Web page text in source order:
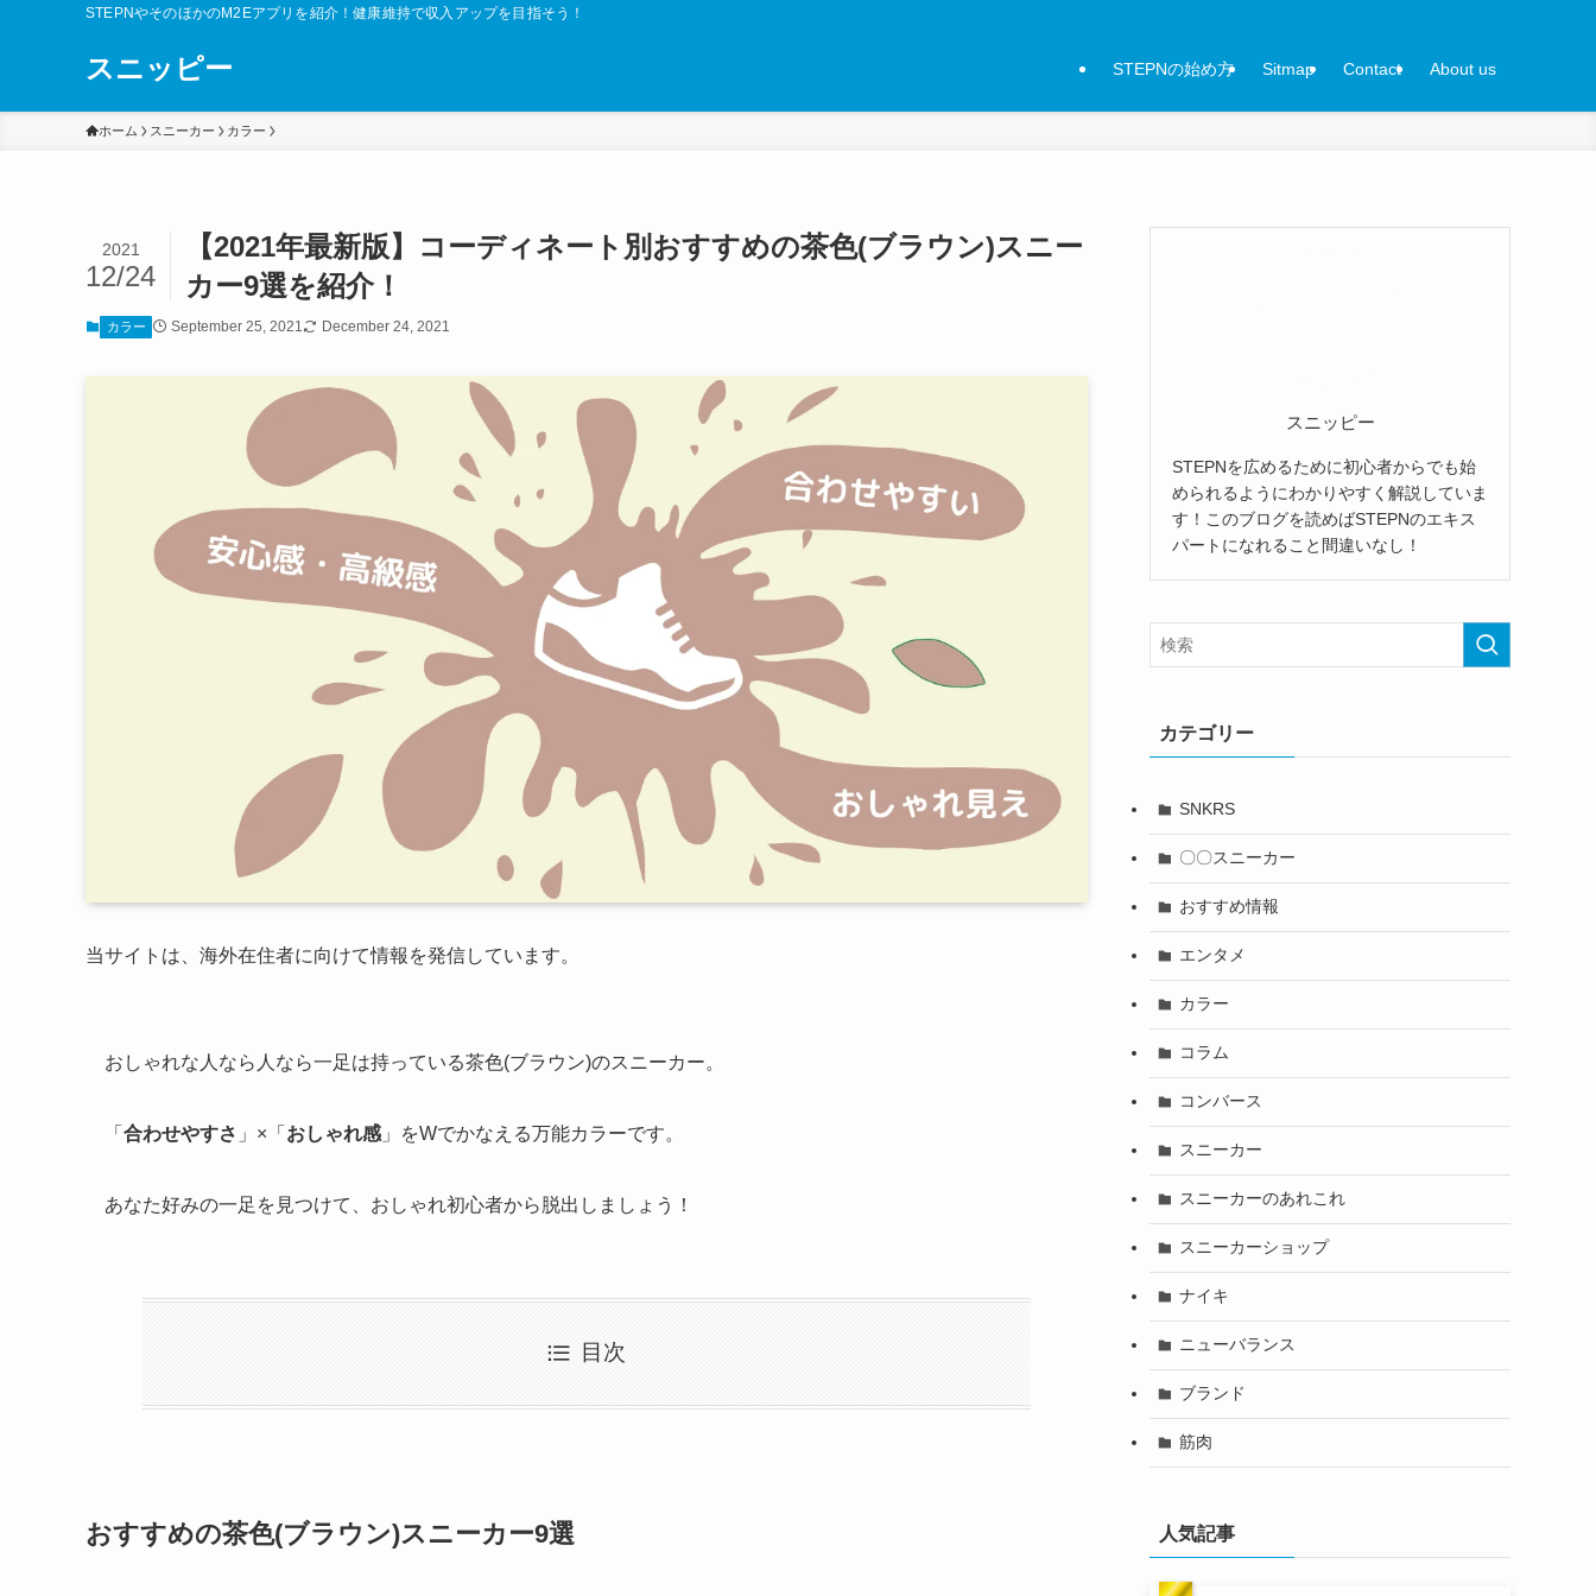
STEPNやそのほかのM2Eアプリを紹介！健康維持で収入アップを目指そう！
スニッピー STEPNの始め方 Sitmap Contact About us
ホーム スニーカー カラー
【2021年最新版】コーディネート別おすすめの茶色(ブラウン)スニー
カー9選を紹介！
2021
12/24
カラー September 25, 2021 December 24, 2021
当サイトは、海外在住者に向けて情報を発信しています。
おしゃれな人なら人なら一足は持っている茶色(ブラウン)のスニーカー。
「 合わせやすさ 」×「 おしゃれ感 」をWでかなえる万能カラーです。
あなた好みの一足を見つけて、おしゃれ初心者から脱出しましょう！
目次
おすすめの茶色(ブラウン)スニーカー9選
スニッピー
STEPNを広めるために初心者からでも始
められるようにわかりやすく解説していま
す！このブログを読めばSTEPNのエキス
パートになれること間違いなし！
カテゴリー
SNKRS
〇〇スニーカー
おすすめ情報
エンタメ
カラー
コラム
コンバース
スニーカー
スニーカーのあれこれ
スニーカーショップ
ナイキ
ニューバランス
ブランド
筋肉
人気記事